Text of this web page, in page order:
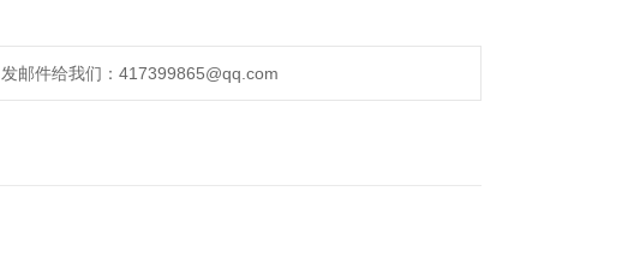
发邮件给我们：417399865@qq.com